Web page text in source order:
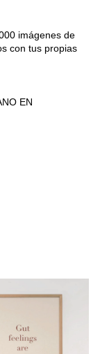
imágenes de
con tus propias
EN